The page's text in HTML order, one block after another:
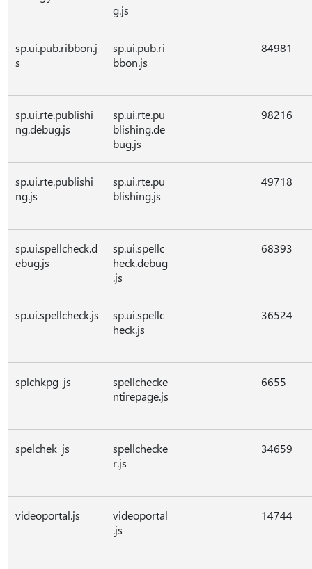
g.js
sp.ui.pub.ribbon.j
s
sp.ui.pub.ri
bbon.js
84981
sp.ui.rte.publishi
ng.debug.js
sp.ui.rte.pu
blishing.de
bug.js
98216
sp.ui.rte.publishi
ng.js
sp.ui.rte.pu
blishing.js
49718
sp.ui.spellcheck.d
ebug.js
sp.ui.spellc
heck.debug
.js
68393
sp.ui.spellcheck.js
sp.ui.spellc
heck.js
36524
splchkpg_js
spellchecke
ntirepage.js
6655
spelchek_js
spellchecke
r.js
34659
videoportal.js
videoportal
.js
14744